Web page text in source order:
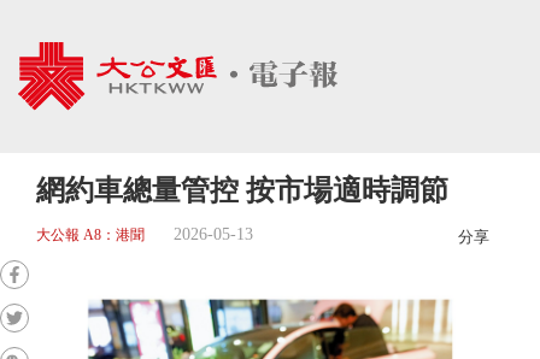
網約車總量管控 按市場適時調節
大公報 A8：港聞 2026-05-13 分享